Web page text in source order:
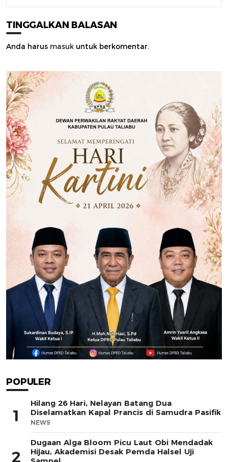
TINGGALKAN BALASAN
Anda harus masuk untuk berkomentar.
POPULER
1
Hilang 26 Hari, Nelayan Batang Dua
Diselamatkan Kapal Prancis di Samudra Pasifik
NEWS
2
Dugaan Alga Bloom Picu Laut Obi Mendadak
Hijau, Akademisi Desak Pemda Halsel Uji